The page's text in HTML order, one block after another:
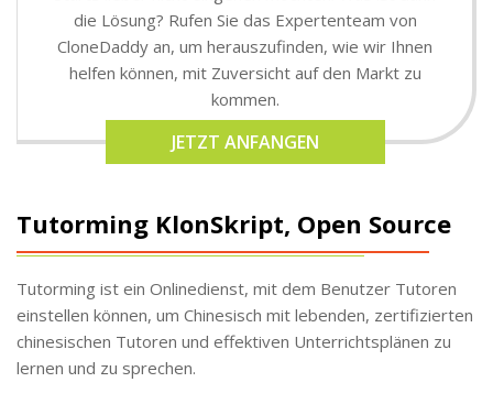
die Lösung? Rufen Sie das Expertenteam von
CloneDaddy an, um herauszufinden, wie wir Ihnen
helfen können, mit Zuversicht auf den Markt zu
kommen.
JETZT ANFANGEN
Tutorming KlonSkript, Open Source
Tutorming ist ein Onlinedienst, mit dem Benutzer Tutoren
einstellen können, um Chinesisch mit lebenden, zertifizierten
chinesischen Tutoren und effektiven Unterrichtsplänen zu
lernen und zu sprechen.